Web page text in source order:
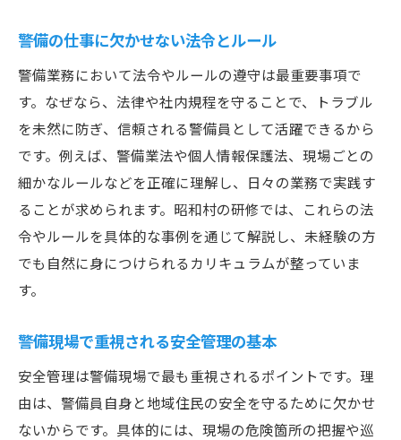
警備の仕事に欠かせない法令とルール
警備業務において法令やルールの遵守は最重要事項で
す。なぜなら、法律や社内規程を守ることで、トラブル
を未然に防ぎ、信頼される警備員として活躍できるから
です。例えば、警備業法や個人情報保護法、現場ごとの
細かなルールなどを正確に理解し、日々の業務で実践す
ることが求められます。昭和村の研修では、これらの法
令やルールを具体的な事例を通じて解説し、未経験の方
でも自然に身につけられるカリキュラムが整っていま
す。
警備現場で重視される安全管理の基本
安全管理は警備現場で最も重視されるポイントです。理
由は、警備員自身と地域住民の安全を守るために欠かせ
ないからです。具体的には、現場の危険箇所の把握や巡